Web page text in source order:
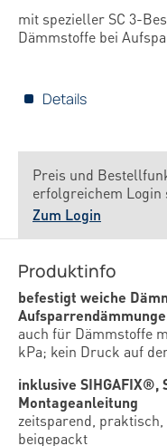
mit spezieller SC 3-
Dämmstoffe bei
Details
Preis und
erfolgreichem Login
Zum Login
Produktinfo
befestigt weiche
auch für Dämmstoffe
kPa; kein Druck auf
inklusive
Montageanleitung
zeitsparend,
beigepackt